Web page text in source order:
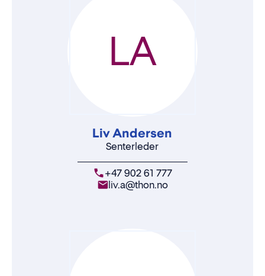
Liv Andersen
Senterleder
+47 902 61 777
liv.a@thon.no
LA